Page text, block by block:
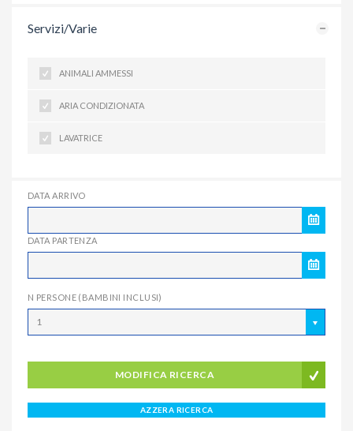
Servizi/Varie
ANIMALI AMMESSI
ARIA CONDIZIONATA
LAVATRICE
DATA ARRIVO
DATA PARTENZA
N PERSONE (BAMBINI INCLUSI)
1
MODIFICA RICERCA
AZZERA RICERCA